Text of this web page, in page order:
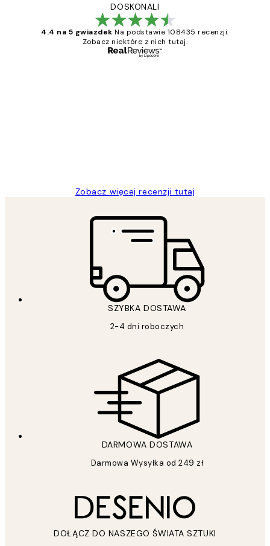
DOSKONALI
4.4 na 5 gwiazdek Na podstawie 108435 recenzji.
Zobacz niektóre z nich tutaj.
Zobacz więcej recenzji tutaj
SZYBKA DOSTAWA
2-4 dni roboczych
DARMOWA DOSTAWA
Darmowa Wysyłka od 249 zł
DOŁĄCZ DO NASZEGO ŚWIATA SZTUKI